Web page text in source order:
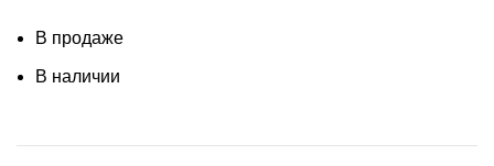
В продаже
В наличии